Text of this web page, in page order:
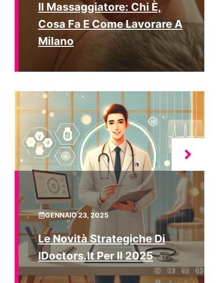
Il Massaggiatore: Chi È,
Cosa Fa E Come Lavorare A
Milano
GENNAIO 23, 2025
Le Novità Strategiche Di
IDoctors.it Per Il 2025